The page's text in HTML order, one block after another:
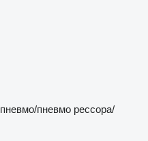
пневмо/пневмо рессора/